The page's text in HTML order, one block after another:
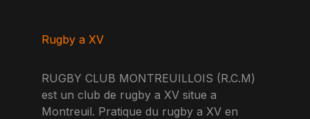
Rugby a XV
RUGBY CLUB MONTREUILLOIS (R.C.M)
est un club de rugby a XV situe a
Montreuil. Pratique du rugby a XV en